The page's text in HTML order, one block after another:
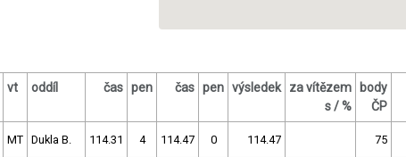
vt oddíl čas pen čas pen výsledek
za vítězem
s / %
body
ČP
MT Dukla B. 114.31 4 114.47 0 114.47 75